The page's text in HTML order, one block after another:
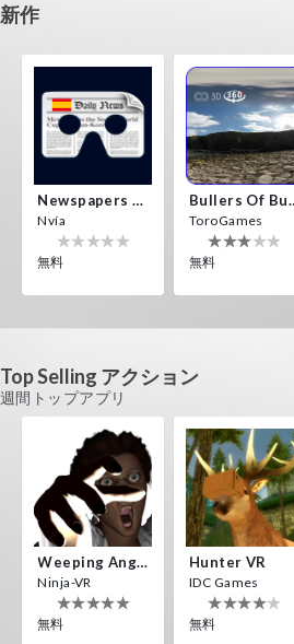
無料
Fireworks On Victory Day
ToroGames
Bullers
ToroGames
無料
無料
新作
Newspapers Spain VR
Nvía
無料
Bullers
ToroGames
無料
360 VR Movie Experience
ToroGames
無料
Gravity Box
ToroGames
無料
Top Selling アクション
週間トップアプリ
Weeping Angels VR
Ninja-VR
無料
Hunter VR
IDC Games
無料